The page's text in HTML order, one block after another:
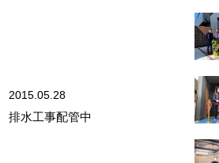
2015.05.28
排水工事配管中